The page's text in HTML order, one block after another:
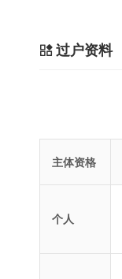
过户资料
主体资格
个人